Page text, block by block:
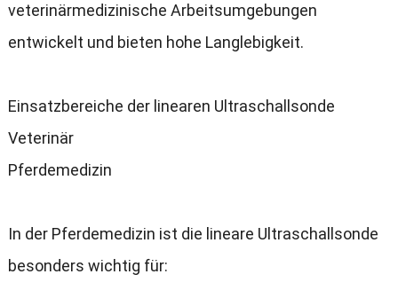
veterinärmedizinische Arbeitsumgebungen
entwickelt und bieten hohe Langlebigkeit.
Einsatzbereiche der linearen Ultraschallsonde
Veterinär
Pferdemedizin
In der Pferdemedizin ist die lineare Ultraschallsonde
besonders wichtig für: